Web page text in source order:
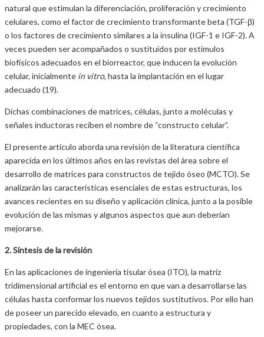
natural que estimulan la diferenciación, proliferación y crecimiento
celulares, como el factor de crecimiento transformante beta (TGF-β)
o los factores de crecimiento similares a la insulina (IGF-1 e IGF-2). A
veces pueden ser acompañados o sustituidos por estímulos
biofísicos adecuados en el biorreactor, que inducen la evolución
celular, inicialmente in vitro, hasta la implantación en el lugar
adecuado (19).
Dichas combinaciones de matrices, células, junto a moléculas y
señales inductoras reciben el nombre de “constructo celular”.
El presente artículo aborda una revisión de la literatura científica
aparecida en los últimos años en las revistas del área sobre el
desarrollo de matrices para constructos de tejido óseo (MCTO). Se
analizarán las características esenciales de estas estructuras, los
avances recientes en su diseño y aplicación clínica, junto a la posible
evolución de las mismas y algunos aspectos que aun deberían
mejorarse.
2. Síntesis de la revisión
En las aplicaciones de ingeniería tisular ósea (ITO), la matriz
tridimensional artificial es el entorno en que van a desarrollarse las
células hasta conformar los nuevos tejidos sustitutivos. Por ello han
de poseer un parecido elevado, en cuanto a estructura y
propiedades, con la MEC ósea.